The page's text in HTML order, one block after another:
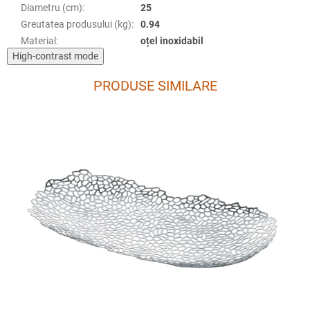
Diametru (cm):
25
Greutatea produsului (kg):
0.94
Material :
oțel inoxidabil
High-contrast mode
PRODUSE SIMILARE